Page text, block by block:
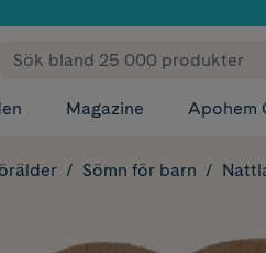
✓ Fri
Magazine Apohem
Sömn för barn